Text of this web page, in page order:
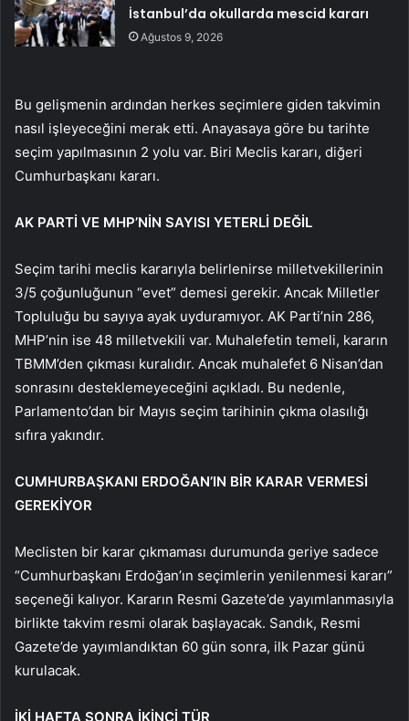
İstanbul’da okullarda mescid kararı
Ağustos 9, 2026
Bu gelişmenin ardından herkes seçimlere giden takvimin
nasıl işleyeceğini merak etti. Anayasaya göre bu tarihte
seçim yapılmasının 2 yolu var. Biri Meclis kararı, diğeri
Cumhurbaşkanı kararı.
AK PARTİ VE MHP’NİN SAYISI YETERLİ DEĞİL
Seçim tarihi meclis kararıyla belirlenirse milletvekillerinin
3/5 çoğunluğunun “evet” demesi gerekir. Ancak Milletler
Topluluğu bu sayıya ayak uyduramıyor. AK Parti’nin 286,
MHP’nin ise 48 milletvekili var. Muhalefetin temeli, kararın
TBMM’den çıkması kuralıdır. Ancak muhalefet 6 Nisan’dan
sonrasını desteklemeyeceğini açıkladı. Bu nedenle,
Parlamento’dan bir Mayıs seçim tarihinin çıkma olasılığı
sıfıra yakındır.
CUMHURBAŞKANI ERDOĞAN’IN BİR KARAR VERMESİ
GEREKİYOR
Meclisten bir karar çıkmaması durumunda geriye sadece
“Cumhurbaşkanı Erdoğan’ın seçimlerin yenilenmesi kararı”
seçeneği kalıyor. Kararın Resmi Gazete’de yayımlanmasıyla
birlikte takvim resmi olarak başlayacak. Sandık, Resmi
Gazete’de yayımlandıktan 60 gün sonra, ilk Pazar günü
kurulacak.
İKİ HAFTA SONRA İKİNCİ TÜR